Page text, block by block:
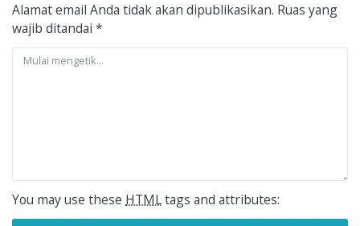
Alamat email Anda tidak akan dipublikasikan. Ruas yang
wajib ditandai *
You may use these HTMLtags and attributes: